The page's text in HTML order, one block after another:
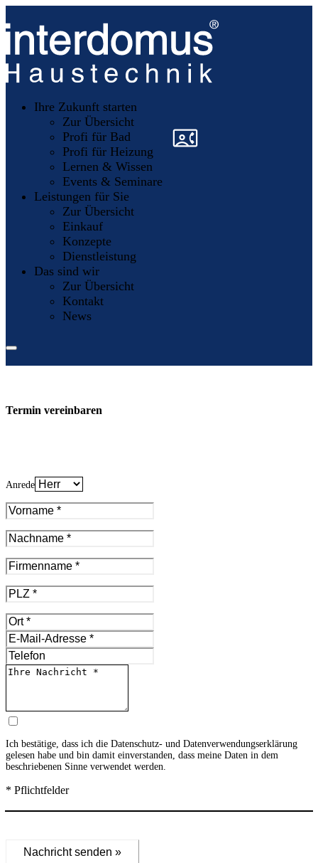
Ihre Zukunft starten
Zur Übersicht
Profi für Bad
Profi für Heizung
Lernen & Wissen
Events & Seminare
Leistungen für Sie
Zur Übersicht
Einkauf
Konzepte
Dienstleistung
Das sind wir
Zur Übersicht
Kontakt
News
»
Termin vereinbaren
Anrede
Ich bestätige, dass ich die Datenschutz- und Datenverwendungserklärung
gelesen habe und bin damit einverstanden, dass meine Daten in dem
beschriebenen Sinne verwendet werden.
* Pflichtfelder
Nachricht senden »